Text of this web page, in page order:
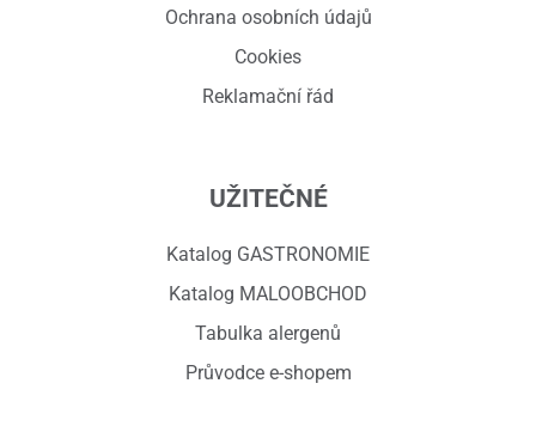
Ochrana osobních údajů
Cookies
Reklamační řád
UŽITEČNÉ
Katalog GASTRONOMIE
Katalog MALOOBCHOD
Tabulka alergenů
Průvodce e-shopem